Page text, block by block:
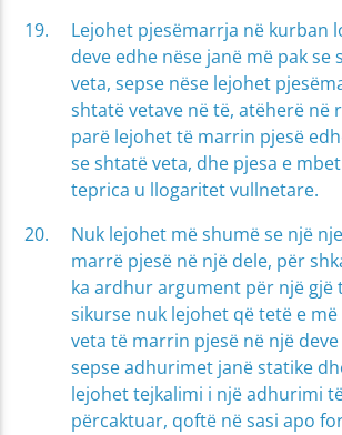
Lejohet pjesëmarrja në kurban
deve edhe nëse janë më pak se
veta, sepse nëse lejohet
shtatë vetave në të, atëherë në
parë lejohet të marrin pjesë
se shtatë veta, dhe pjesa e
teprica u llogaritet vullnetare.
Nuk lejohet më shumë se një
marrë pjesë në një dele, për
ka ardhur argument për një gjë
sikurse nuk lejohet që tetë e
veta të marrin pjesë në një
sepse adhurimet janë statike
lejohet tejkalimi i një adhurimi
përcaktuar, qoftë në sasi apo